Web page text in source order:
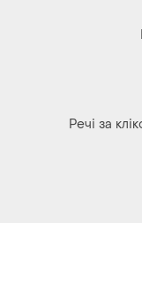
Речі за